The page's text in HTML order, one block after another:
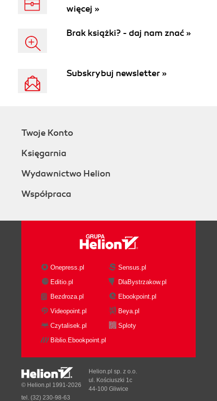
więcej »
Brak książki? - daj nam znać »
Subskrybuj newsletter »
Twoje Konto
Księgarnia
Wydawnictwo Helion
Współpraca
Onepress.pl
Sensus.pl
Editio.pl
DlaBystrzakow.pl
Bezdroza.pl
Ebookpoint.pl
Videopoint.pl
Beya.pl
Czytalisek.pl
Sploty
Biblio.Ebookpoint.pl
© Helion.pl 1991-2026
Helion.pl sp. z o.o.
ul. Kościuszki 1c
44-100 Gliwice
tel. (32) 230-98-63